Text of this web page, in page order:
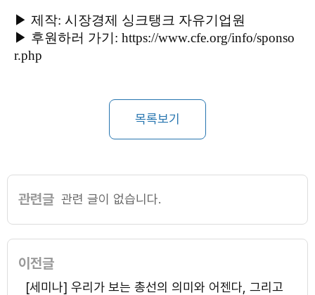
▶ 제작: 시장경제 싱크탱크 자유기업원
▶ 후원하러 가기: https://www.cfe.org/info/sponso
r.php
목록보기
관련글 관련 글이 없습니다.
이전글
[세미나] 우리가 보는 총선의 의미와 어젠다, 그리고